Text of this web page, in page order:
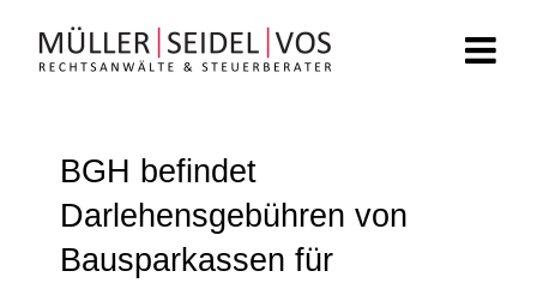
springen
BGH befindet
Darlehensgebühren von
Bausparkassen für